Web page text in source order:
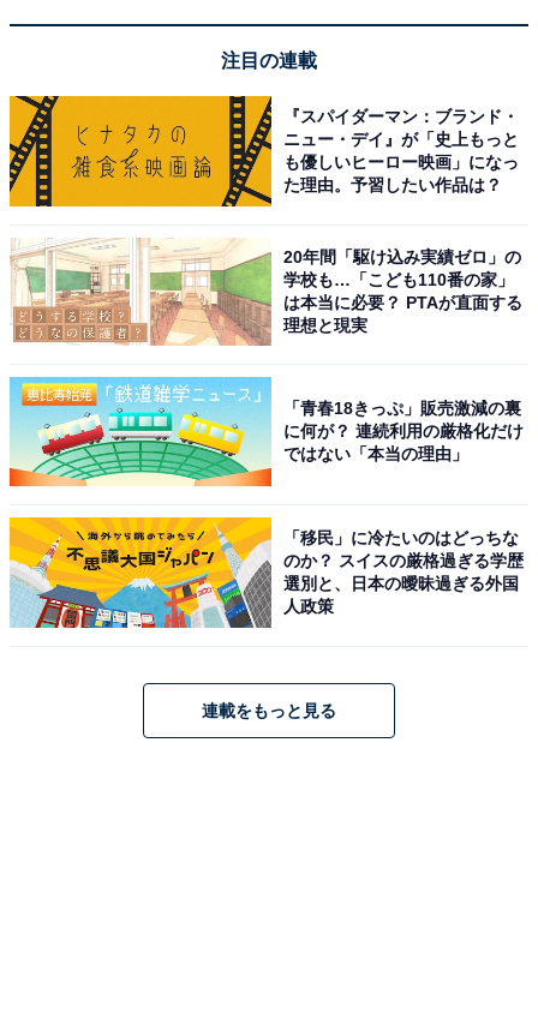
「奥津温泉 花美人の里」での気軽な入浴も人気です。
奥津温泉周辺にある旅館・ホテルを楽天トラベルで見る
注目の連載
『スパイダーマン：ブランド・
ニュー・デイ』が「史上もっと
も優しいヒーロー映画」になっ
た理由。予習したい作品は？
20年間「駆け込み実績ゼロ」の
学校も…「こども110番の家」
は本当に必要？ PTAが直面する
理想と現実
「青春18きっぷ」販売激減の裏
に何が？ 連続利用の厳格化だけ
ではない「本当の理由」
「移民」に冷たいのはどっちな
のか？ スイスの厳格過ぎる学歴
選別と、日本の曖昧過ぎる外国
人政策
連載をもっと見る